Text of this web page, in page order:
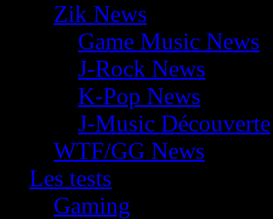
Zik News
Game Music News
J-Rock News
K-Pop News
J-Music Découverte
WTF/GG News
Les tests
Gaming